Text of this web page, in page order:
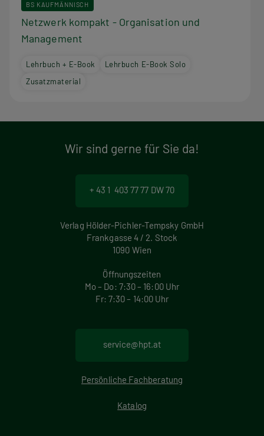
BS KAUFMÄNNISCH
Netzwerk kompakt - Organisation und
Management
Lehrbuch + E-Book
Lehrbuch E-Book Solo
Zusatzmaterial
Wir sind gerne für Sie da!
+ 43 1 403 77 77 DW 70
Verlag Hölder-Pichler-Tempsky GmbH
Frankgasse 4 / 2. Stock
1090 Wien
Öffnungszeiten
Mo – Do: 7:30 – 16:00 Uhr
Fr: 7:30 – 14:00 Uhr
service@hpt.at
Persönliche Fachberatung
Katalog